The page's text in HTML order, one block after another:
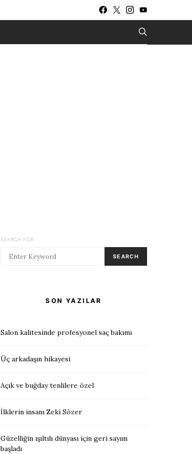
SEARCH FOR:
SEARCH
SON YAZILAR
Salon kalitesinde profesyonel saç bakımı
Üç arkadaşın hikayesi
Açık ve buğday tenlilere özel
İlklerin insanı Zeki Sözer
Güzelliğin ışıltılı dünyası için geri sayım
başladı